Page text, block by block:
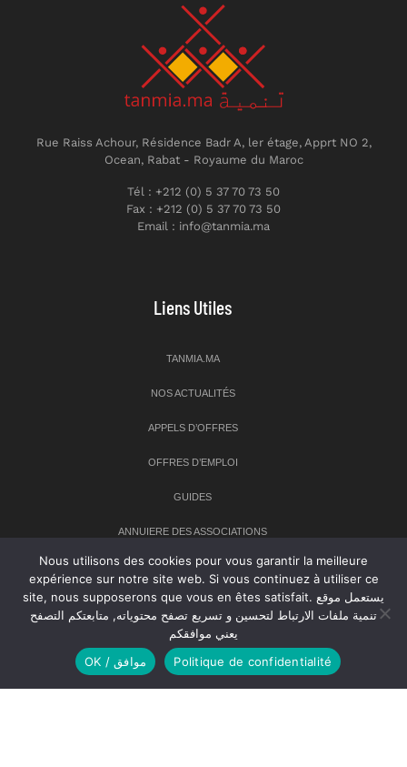
Rue Raiss Achour, Résidence Badr A, ler étage, Apprt NO 2,
Ocean, Rabat - Royaume du Maroc
Tél : +212 (0) 5 37 70 73 50
Fax : +212 (0) 5 37 70 73 50
Email : info@tanmia.ma
Liens Utiles
TANMIA.MA
NOS ACTUALITÉS
APPELS D’OFFRES
OFFRES D’EMPLOI
GUIDES
ANNUIERE DES ASSOCIATIONS
Newsletter
Inscrivez-vous à notre newsletter pour recevoir les dernières
nouvelles sur TANMIA
Nous utilisons des cookies pour vous garantir la meilleure
expérience sur notre site web. Si vous continuez à utiliser ce
site, nous supposerons que vous en êtes satisfait. يستعمل موقع
تنمية ملفات الارتباط لتحسين و تسريع تصفح محتوياته, متابعتكم التصفح
يعني موافقكم
OK / موافق
Politique de confidentialité